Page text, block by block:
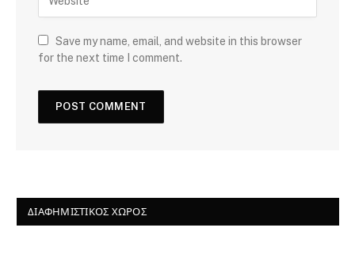
Save my name, email, and website in this browser
for the next time I comment.
ΔΙΑΦΗΜΙΣΤΙΚΌΣ ΧΏΡΟΣ